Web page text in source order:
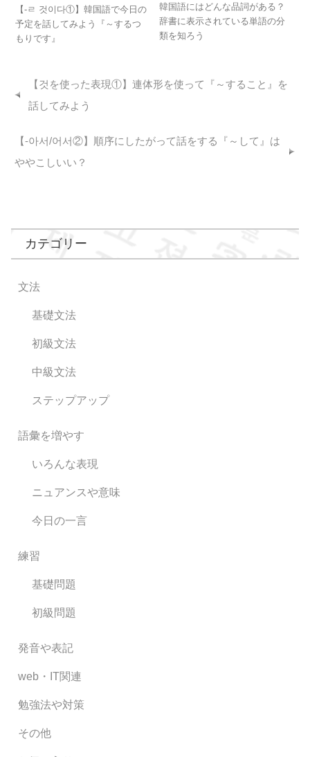
【-ㄹ 것이다①】韓国語で今日の
予定を話してみよう『～するつ
もりです』
韓国語にはどんな品詞がある？
辞書に表示されている単語の分
類を知ろう
【것を使った表現①】連体形を使って『～すること』を
話してみよう
【-아서/어서②】順序にしたがって話をする『～して』は
ややこしいい？
カテゴリー
文法
基礎文法
初級文法
中級文法
ステップアップ
語彙を増やす
いろんな表現
ニュアンスや意味
今日の一言
練習
基礎問題
初級問題
発音や表記
web・IT関連
勉強法や対策
その他